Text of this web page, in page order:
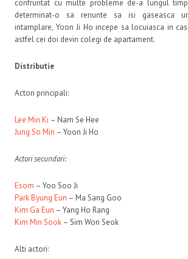
confruntat cu multe probleme de-a lungul
determinat-o sa renunte sa isi gaseasca
intamplare, Yoon Ji Ho incepe sa locuiasca in
astfel cei doi devin colegi de apartament.
Distributie
Actori principali:
Lee Min Ki – Nam Se Hee
Jung So Min – Yoon Ji Ho
Actori secundari:
Esom – Yoo Soo Ji
Park Byung Eun – Ma Sang Goo
Kim Ga Eun – Yang Ho Rang
Kim Min Sook – Sim Won Seok
Alti actori: